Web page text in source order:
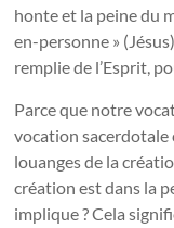
honte et la peine du
en-personne »
remplie de l’Esprit,
Parce que notre
vocation sacerdotale
louanges de la
création est dans la
implique ? Cela